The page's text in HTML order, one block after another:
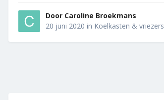
Door Caroline Broekmans
20 juni 2020 in Koelkasten & vriezers